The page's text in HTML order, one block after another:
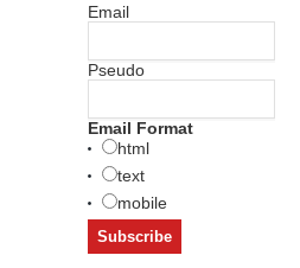
Email
Pseudo
Email Format
html
text
mobile